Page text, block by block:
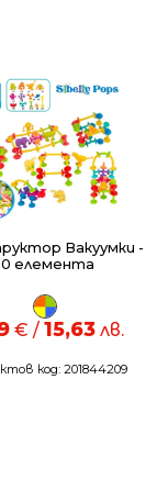
Вакуумки -
елемента
€ / 15,63 лв.
код: 201844209